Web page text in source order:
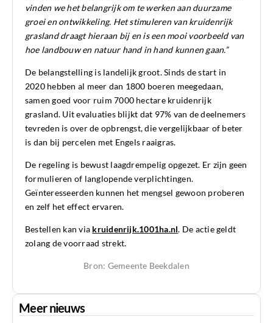
vinden we het belangrijk om te werken aan duurzame
groei en ontwikkeling. Het stimuleren van kruidenrijk
grasland draagt hieraan bij en is een mooi voorbeeld van
hoe landbouw en natuur hand in hand kunnen gaan.”
De belangstelling is landelijk groot. Sinds de start in
2020 hebben al meer dan 1800 boeren meegedaan,
samen goed voor ruim 7000 hectare kruidenrijk
grasland. Uit evaluaties blijkt dat 97% van de deelnemers
tevreden is over de opbrengst, die vergelijkbaar of beter
is dan bij percelen met Engels raaigras.
De regeling is bewust laagdrempelig opgezet. Er zijn geen
formulieren of langlopende verplichtingen.
Geïnteresseerden kunnen het mengsel gewoon proberen
en zelf het effect ervaren.
Bestellen kan via kruidenrijk.1001ha.nl. De actie geldt
zolang de voorraad strekt.
Bron: Gemeente Beekdalen
Meer nieuws